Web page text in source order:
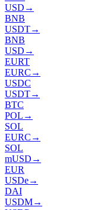
USD →
BNB
USDT→
BNB
USD →
EURT
EURC →
USDC
USDT→
BTC
POL →
SOL
EURC →
SOL
mUSD →
EUR
USDe→
DAI
USDM→